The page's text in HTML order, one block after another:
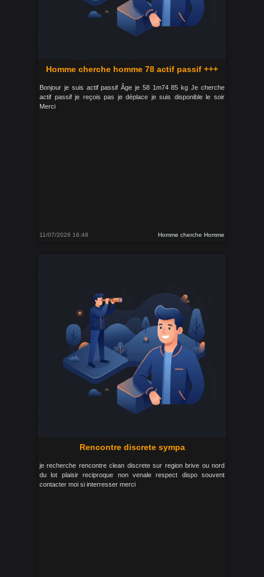
Homme cherche homme 78 actif passif +++
Bonjour je suis actif passif Âge je 58 1m74 85 kg Je cherche
actif passif je reçois pas je déplace je suis disponible le soir
Merci
11/07/2026 16:48 Homme cherche Homme
Rencontre discrete sympa
je recherche rencontre clean discrete sur region brive ou nord
du lot plaisir reciproque non venale respect dispo souvent
contacter moi si interresser merci